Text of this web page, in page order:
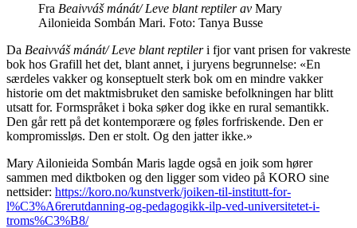
Fra Beaivváš mánát/ Leve blant reptiler av Mary
Ailonieida Sombán Mari. Foto: Tanya Busse
Da Beaivváš mánát/ Leve blant reptileri fjor vant prisen for vakreste
bok hos Grafill het det, blant annet, i juryens begrunnelse: «En
særdeles vakker og konseptuelt sterk bok om en mindre vakker
historie om det maktmisbruket den samiske befolkningen har blitt
utsatt for. Formspråket i boka søker dog ikke en rural semantikk.
Den går rett på det kontemporære og føles forfriskende. Den er
kompromissløs. Den er stolt. Og den jatter ikke.»
Mary Ailonieida Sombán Maris lagde også en joik som hører
sammen med diktboken og den ligger som video på KORO sine
nettsider: https://koro.no/kunstverk/joiken-til-institutt-for-
l%C3%A6rerutdanning-og-pedagogikk-ilp-ved-universitetet-i-
troms%C3%B8/